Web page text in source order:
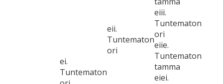
ei.
Tuntematon
eii.
Tuntematon
ori
eiii.
Tuntematon
ori
eiie.
Tuntematon
tamma
eiei.